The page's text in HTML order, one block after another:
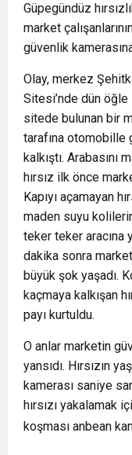
Güpegündüz
market
güvenlik
Olay, merkez
Sitesi’nde dün
sitede bulunan bir
tarafına otomobille
kalkıştı. Arabasını
hırsız ilk önce
Kapıyı açamayan
maden suyu
teker teker aracına
dakika sonra market
büyük şok yaşadı.
kaçmaya kalkışan
payı kurtuldu.
O anlar marketin
yansıdı. Hırsızın
kamerası saniye
hırsızı yakalamak
koşması anbean